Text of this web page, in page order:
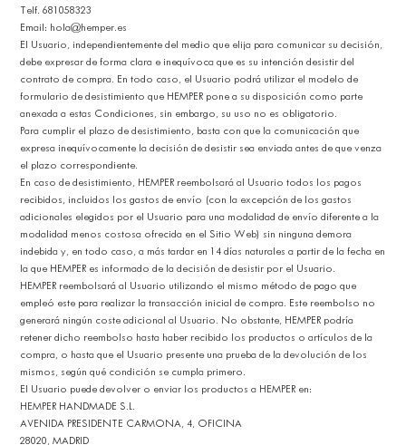
Telf. 681058323
Email: hola@hemper.es
El Usuario, independientemente del medio que elija para comunicar su decisión,
debe expresar de forma clara e inequívoca que es su intención desistir del
contrato de compra. En todo caso, el Usuario podrá utilizar el modelo de
formulario de desistimiento que HEMPER pone a su disposición como parte
anexada a estas Condiciones, sin embargo, su uso no es obligatorio.
Para cumplir el plazo de desistimiento, basta con que la comunicación que
expresa inequívocamente la decisión de desistir sea enviada antes de que venza
el plazo correspondiente.
En caso de desistimiento, HEMPER reembolsará al Usuario todos los pagos
recibidos, incluidos los gastos de envío (con la excepción de los gastos
adicionales elegidos por el Usuario para una modalidad de envío diferente a la
modalidad menos costosa ofrecida en el Sitio Web) sin ninguna demora
indebida y, en todo caso, a más tardar en 14 días naturales a partir de la fecha en
la que HEMPER es informado de la decisión de desistir por el Usuario.
HEMPER reembolsará al Usuario utilizando el mismo método de pago que
empleó este para realizar la transacción inicial de compra. Este reembolso no
generará ningún coste adicional al Usuario. No obstante, HEMPER podría
retener dicho reembolso hasta haber recibido los productos o artículos de la
compra, o hasta que el Usuario presente una prueba de la devolución de los
mismos, según qué condición se cumpla primero.
El Usuario puede devolver o enviar los productos a HEMPER en:
HEMPER HANDMADE S.L.
AVENIDA PRESIDENTE CARMONA, 4, OFICINA
28020, MADRID